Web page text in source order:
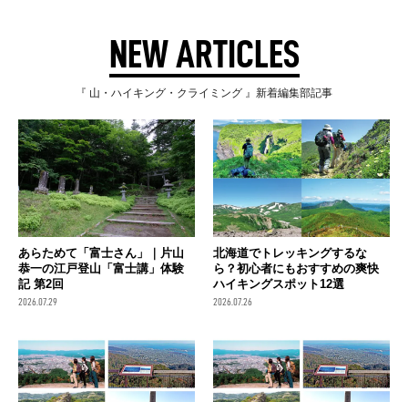
NEW ARTICLES
『 山・ハイキング・クライミング 』新着編集部記事
あらためて「富士さん」｜片山
恭一の江戸登山「富士講」体験
記 第2回
2026.07.29
北海道でトレッキングするな
ら？初心者にもおすすめの爽快
ハイキングスポット12選
2026.07.26